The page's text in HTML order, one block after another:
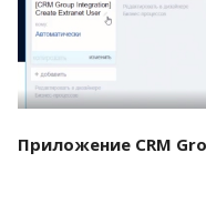
Приложение CRM